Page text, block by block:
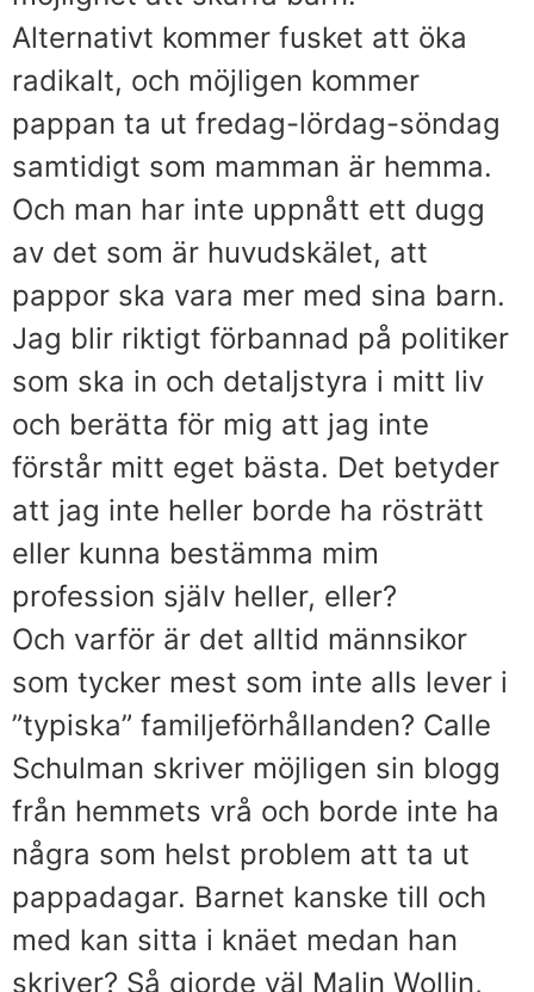
Alternativt kommer fusket att öka
radikalt, och möjligen kommer
pappan ta ut fredag-lördag-söndag
samtidigt som mamman är hemma.
Och man har inte uppnått ett dugg
av det som är huvudskälet, att
pappor ska vara mer med sina barn.
Jag blir riktigt förbannad på politiker
som ska in och detaljstyra i mitt liv
och berätta för mig att jag inte
förstår mitt eget bästa. Det betyder
att jag inte heller borde ha rösträtt
eller kunna bestämma mim
profession själv heller, eller?
Och varför är det alltid männsikor
som tycker mest som inte alls lever i
”typiska” familjeförhållanden? Calle
Schulman skriver möjligen sin blogg
från hemmets vrå och borde inte ha
några som helst problem att ta ut
pappadagar. Barnet kanske till och
med kan sitta i knäet medan han
skriver? Så gjorde väl Malin Wollin,